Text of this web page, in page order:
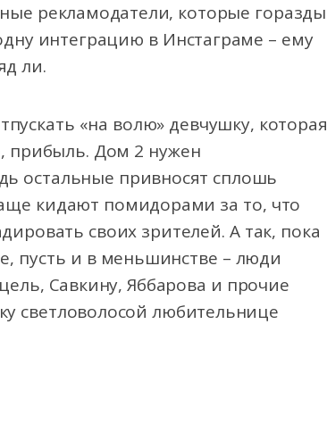
рекламодатели, которые горазды
интеграцию в Инстаграме – ему
ли.
«на волю» девчушку, которая
прибыль. Дом 2 нужен
остальные привносят сплошь
кидают помидорами за то, что
своих зрителей. А так, пока
пусть и в меньшинстве – люди
Савкину, Яббарова и прочие
светловолосой любительнице